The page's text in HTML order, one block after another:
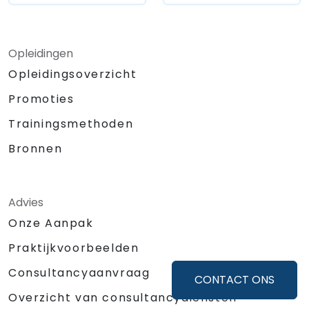
CONTACT ONS
Opleidingen
Opleidingsoverzicht
Promoties
Trainingsmethoden
Bronnen
Advies
Onze Aanpak
Praktijkvoorbeelden
Consultancyaanvraag
Overzicht van consultancydiensten